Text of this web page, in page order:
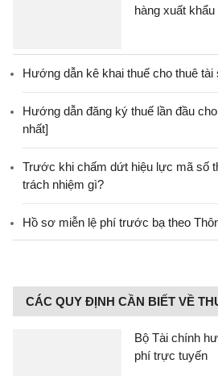
hàng xuất
Hướng dẫn kê khai thuế cho thuê tài
Hướng dẫn đăng ký thuế lần đầu
nhất]
Trước khi chấm dứt hiệu lực mã số
trách nhiệm gì?
Hồ sơ miễn lệ phí trước bạ theo
CÁC QUY ĐỊNH CẦN BIẾT VỀ
Bộ Tài chính
phí trực tuyến